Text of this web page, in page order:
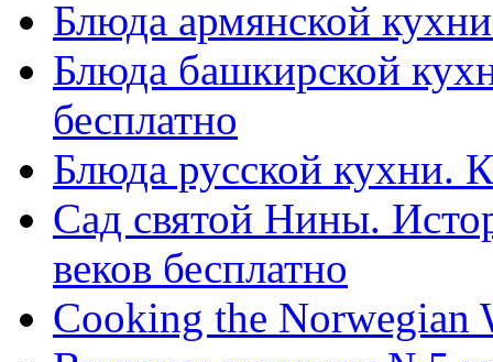
Блюда армянской
Блюда башкирской
бесплатно
Блюда русской кухни.
Сад святой Нины.
веков бесплатно
Cooking the Norwegian